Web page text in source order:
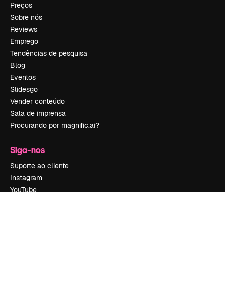
Preços
Sobre nós
Reviews
Emprego
Tendências de pesquisa
Blog
Eventos
Slidesgo
Vender conteúdo
Sala de imprensa
Procurando por magnific.ai?
Siga-nos
Suporte ao cliente
Instagram
YouTube